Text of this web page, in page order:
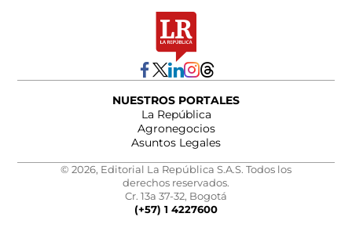
NUESTROS PORTALES
La República
Agronegocios
Asuntos Legales
© 2026, Editorial La República S.A.S. Todos los
derechos reservados.
Cr. 13a 37-32, Bogotá
(+57) 1 4227600